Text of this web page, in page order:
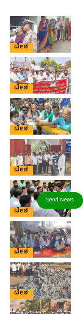
ದೇಶ
ದೇಶ
ದೇಶ
ದೇಶ
ದೇಶ
ದೇಶ
ದೇಶ